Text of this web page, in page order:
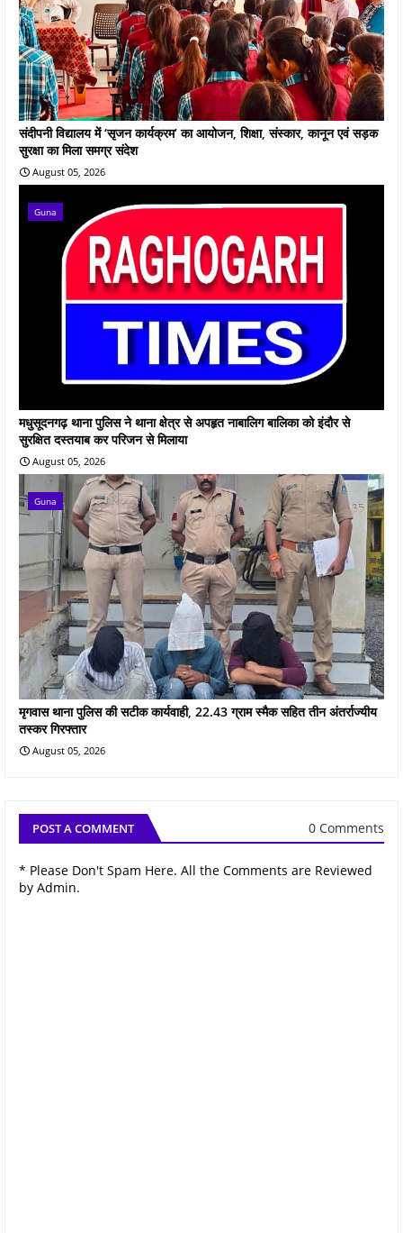
संदीपनी विद्यालय में ‘सृजन कार्यक्रम’ का आयोजन, शिक्षा, संस्कार, कानून एवं सड़क
सुरक्षा का मिला समग्र संदेश
August 05, 2026
Guna
मधुसूदनगढ़ थाना पुलिस ने थाना क्षेत्र से अपहृत नाबालिग बालिका को इंदौर से
सुरक्षित दस्तयाब कर परिजन से मिलाया
August 05, 2026
Guna
मृगवास थाना पुलिस की सटीक कार्यवाही, 22.43 ग्राम स्मैक सहित तीन अंतर्राज्यीय
तस्कर गिरफ्तार
August 05, 2026
POST A COMMENT 0 Comments
* Please Don't Spam Here. All the Comments are Reviewed
by Admin.